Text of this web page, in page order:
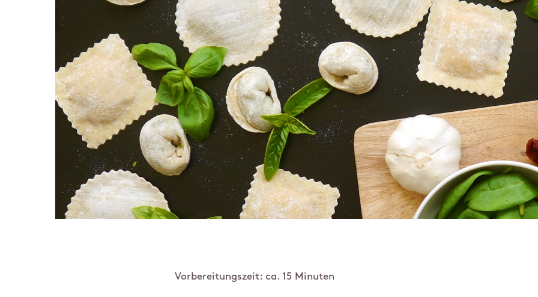
Vorbereitungszeit: ca. 15 Minuten